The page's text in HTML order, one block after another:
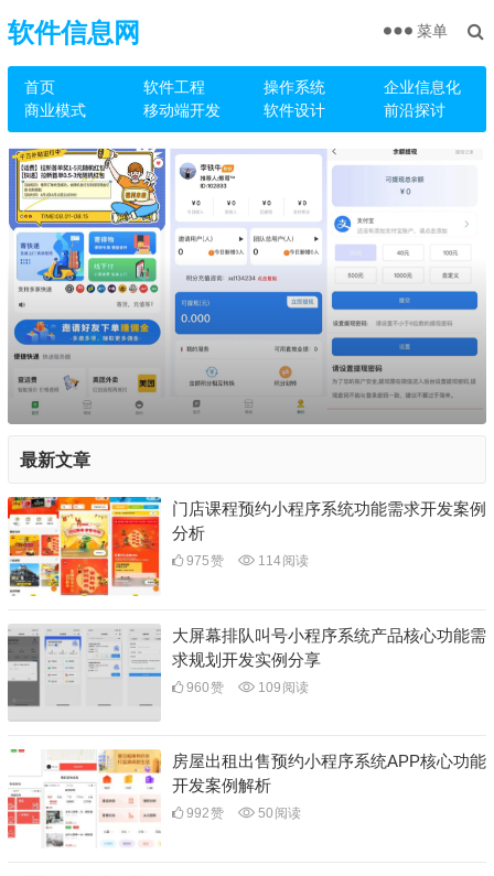
软件信息网
首页 软件工程 操作系统
企业信息化
商业模式
移动端开发 软件设计 前沿探讨
菜单
最新文章
门店课程预约小程序系统功能需求开发案例
分析
975赞 114阅读
大屏幕排队叫号小程序系统产品核心功能需
求规划开发实例分享
960赞 109 阅读
房屋出租出售预约小程序系统APP核心功能
开发案例解析
992赞 50 阅读